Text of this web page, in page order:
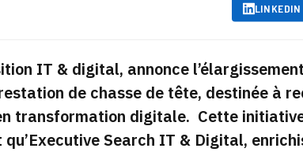
LINKEDIN
IT & digital, annonce
de chasse de tête, destinée à
transformation digitale. Cette
Search IT & Digital,